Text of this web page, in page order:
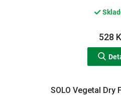
528
SOLO Vegetal Dry